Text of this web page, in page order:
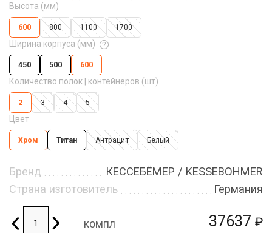
37637 ₽
Высота (мм)
600 800 1100 1700
Ширина корпуса (мм)
450 500 600
Количество полок | контейнеров (шт)
2 3 4 5
Цвет
Хром Титан Антрацит Белый
Бренд
КЕССЕБЁМЕР / KESSEBOHMER
Страна изготовитель
Германия
компл